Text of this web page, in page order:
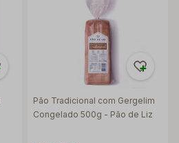
Pão Tradicional com Gergelim
Congelado 500g - Pão de Liz